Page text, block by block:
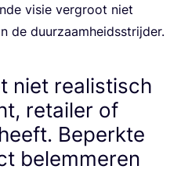
visie ver­groot niet
de duurzaamheidsstrijder.
niet realistisch
retailer of
Beperkte
belemmeren